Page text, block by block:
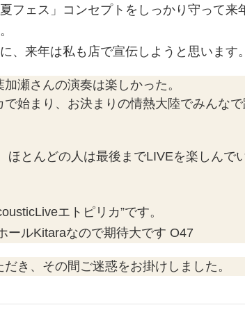
フェス」コンセプトをしっかり守って来
、来年は私も店で宣伝しようと思います。
瀬さんの演奏は楽しかった。
始まり、お決まりの情熱大陸でみんなで
ほとんどの人は最後までLIVEを楽しんで
エトピリカ”です。
ールKitaraなので期待大です O47
き、その間ご迷惑をお掛けしました。